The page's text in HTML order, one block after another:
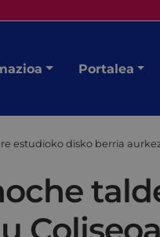
Portalea
estudioko disko berria